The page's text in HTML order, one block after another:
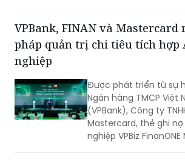
nơi điều kiện y tế còn
VPBank, FINAN và Mastercard
pháp quản trị chi tiêu tích hợp
nghiệp
Được phát triển từ sự
Ngân hàng TMCP Việt
(VPBank), Công ty
Mastercard, thẻ ghi
nghiệp VPBiz